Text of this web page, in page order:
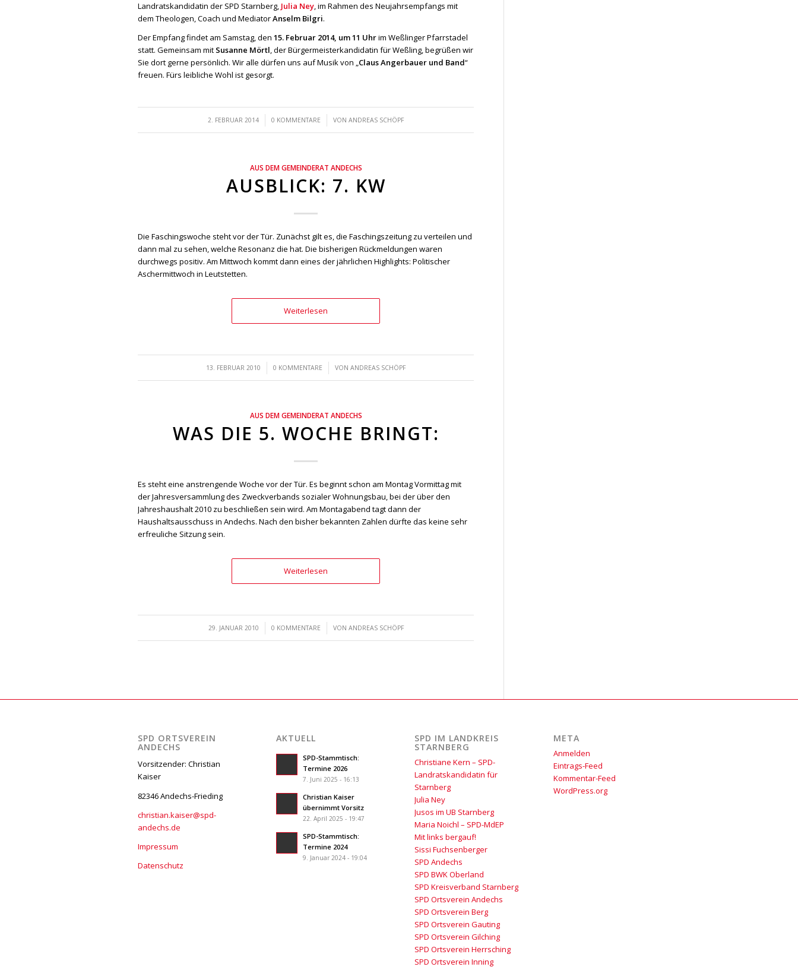
Landratskandidatin der SPD Starnberg, Julia Ney, im Rahmen des Neujahrsempfangs mit
dem Theologen, Coach und MediatorAnselm Bilgri.
Der Empfang findet am Samstag, den 15. Februar 2014, um 11 Uhrim Weßlinger Pfarrstadel
statt. Gemeinsam mit Susanne Mörtl, der Bürgermeisterkandidatin für Weßling, begrüßen wir
Sie dort gerne persönlich. Wir alle dürfen uns auf Musik von „Claus Angerbauer und Band“
freuen. Fürs leibliche Wohl ist gesorgt.
2. FEBRUAR 2014
/ 0 KOMMENTARE
/ VON ANDREAS SCHÖPF
AUS DEM GEMEINDERAT ANDECHS
AUSBLICK: 7. KW
Die Faschingswoche steht vor der Tür. Zunächst gilt es, die Faschingszeitung zu verteilen und
dann mal zu sehen, welche Resonanz die hat. Die bisherigen Rückmeldungen waren
durchwegs positiv. Am Mittwoch kommt dann eines der jährlichen Highlights: Politischer
Aschermittwoch in Leutstetten.
Weiterlesen
13. FEBRUAR 2010
/ 0 KOMMENTARE
/ VON ANDREAS SCHÖPF
AUS DEM GEMEINDERAT ANDECHS
WAS DIE 5. WOCHE BRINGT:
Es steht eine anstrengende Woche vor der Tür. Es beginnt schon am Montag Vormittag mit
der Jahresversammlung des Zweckverbands sozialer Wohnungsbau, bei der über den
Jahreshaushalt 2010 zu beschließen sein wird. Am Montagabend tagt dann der
Haushaltsausschuss in Andechs. Nach den bisher bekannten Zahlen dürfte das keine sehr
erfreuliche Sitzung sein.
Weiterlesen
29. JANUAR 2010
/ 0 KOMMENTARE
/ VON ANDREAS SCHÖPF
SPD ORTSVEREIN
ANDECHS
Vorsitzender: Christian
Kaiser
82346 Andechs-Frieding
christian.kaiser@spd-
andechs.de
Impressum
Datenschutz
AKTUELL
SPD-Stammtisch:
Termine 2026
7. Juni 2025 - 16:13
Christian Kaiser
übernimmt Vorsitz
22. April 2025 - 19:47
SPD-Stammtisch:
Termine 2024
9. Januar 2024 - 19:04
SPD IM LANDKREIS
STARNBERG
Christiane Kern – SPD-
Landratskandidatin für
Starnberg
Julia Ney
Jusos im UB Starnberg
Maria Noichl – SPD-MdEP
Mit links bergauf!
Sissi Fuchsenberger
SPD Andechs
SPD BWK Oberland
SPD Kreisverband Starnberg
SPD Ortsverein Andechs
SPD Ortsverein Berg
SPD Ortsverein Gauting
SPD Ortsverein Gilching
SPD Ortsverein Herrsching
SPD Ortsverein Inning
META
Anmelden
Eintrags-Feed
Kommentar-Feed
WordPress.org